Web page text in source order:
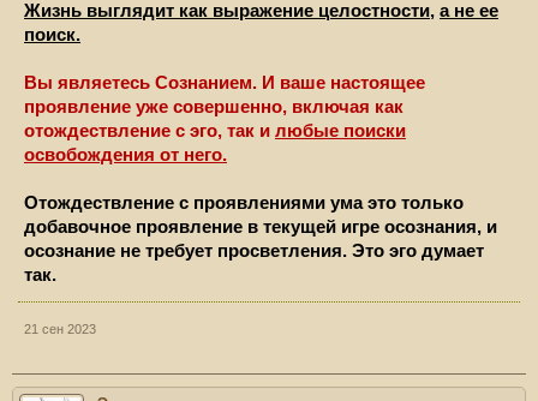
Жизнь выглядит как выражение целостности, а не ее
поиск.
Вы являетесь Сознанием. И ваше настоящее
проявление уже совершенно, включая как
отождествление с эго, так и любые поиски
освобождения от него.
Отождествление с проявлениями ума это только
добавочное проявление в текущей игре осознания, и
осознание не требует просветления. Это эго думает
так.
21 сен 2023